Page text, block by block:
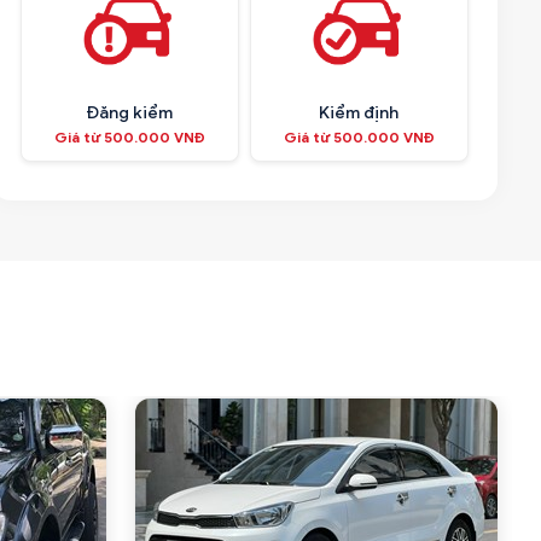
Đăng kiểm
Giá từ 500.000 VNĐ
Kiểm định
Giá từ 500.000 VNĐ